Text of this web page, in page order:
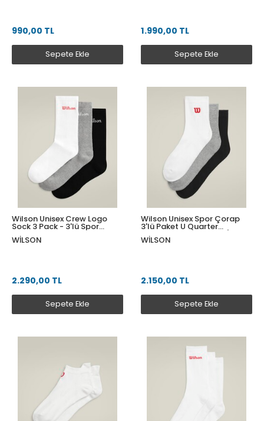
990,00 TL
Sepete Ekle
1.990,00 TL
Sepete Ekle
Wilson Unisex Crew Logo
Sock 3 Pack - 3'lü Spor
Çorap Paketi M
WU00084511ZAAM
WILSON
2.290,00 TL
Sepete Ekle
Wilson Unisex Spor Çorap
3'lü Paket U Quarter
Topsock Bright White / Black
L WU00083511ZAAL
WILSON
2.150,00 TL
Sepete Ekle